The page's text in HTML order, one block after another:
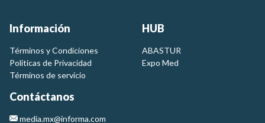
Información
Términos y Condiciones
Politicas de Privacidad
Términos de servicio
HUB
ABASTUR
Expo Med
Contáctanos
media.mx@informa.com